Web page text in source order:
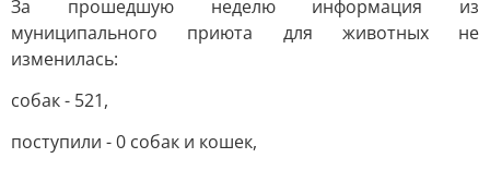
За прошедшую неделю информация из
муниципального приюта для животных не
изменилась:
собак - 521,
поступили - 0 собак и кошек,